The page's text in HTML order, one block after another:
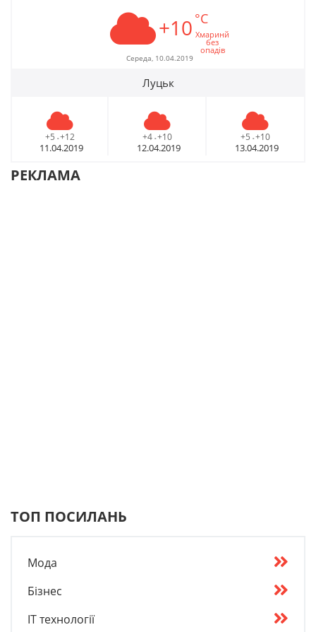
+10 °C
Хмаринй
без
опадів
Середа, 10.04.2019
Луцьк
+5 - +12
11.04.2019
+4 - +10
12.04.2019
+5 - +10
13.04.2019
РЕКЛАМА
ТОП ПОСИЛАНЬ
Мода
Бізнес
IT технології